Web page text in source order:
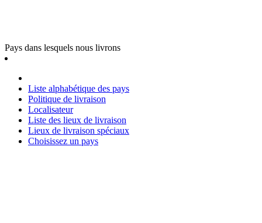
Pays dans lesquels nous livrons
Liste alphabétique des pays
Politique de livraison
Localisateur
Liste des lieux de livraison
Lieux de livraison spéciaux
Choisissez un pays